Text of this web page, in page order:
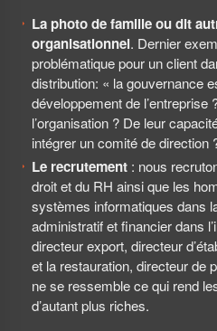
La photo de famille ou dit
organisationnel. Dernier
problématique pour un client
distribution: « la gouvernance
développement de
l’organisation ? De leur
intégrer un comité de direction
Le recrutement : nous
droit et du RH ainsi que les
systèmes informatiques dans
administratif et financier dans
directeur export, directeur
et la restauration, directeur de
ne se ressemble ce qui rend
d’autant plus riches.